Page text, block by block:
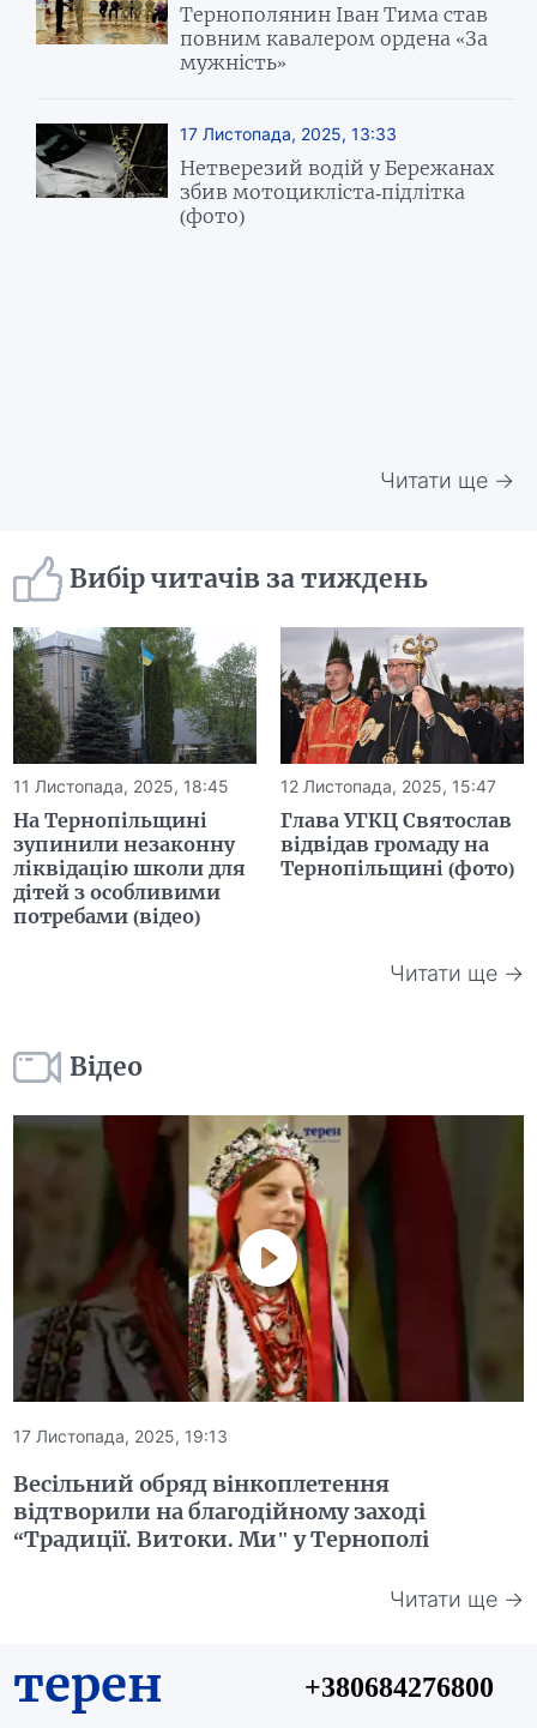
Тернополянин Іван Тима став
повним кавалером ордена «За
мужність»
17 Листопада, 2025, 13:33
Нетверезий водій у Бережанах
збив мотоцикліста-підлітка
(фото)
Читати ще →
Вибір читачів за тиждень
11 Листопада, 2025, 18:45
На Тернопільщині
зупинили незаконну
ліквідацію школи для
дітей з особливими
потребами (відео)
12 Листопада, 2025, 15:47
Глава УГКЦ Святослав
відвідав громаду на
Тернопільщині (фото)
Читати ще →
Відео
17 Листопада, 2025, 19:13
Весільний обряд вінкоплетення
відтворили на благодійному заході
“Традиції. Витоки. Ми" у Тернополі
Читати ще →
терен +380684276800